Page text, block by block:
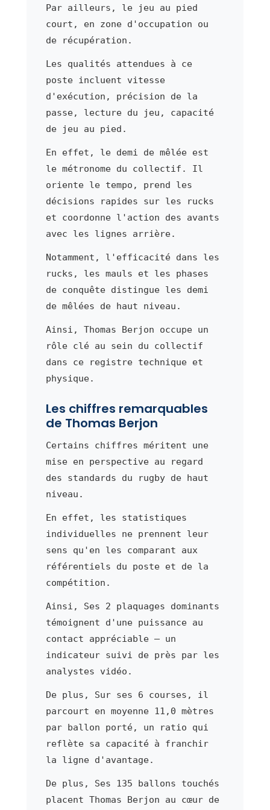
Par ailleurs, le jeu au pied
court, en zone d'occupation ou
de récupération.
Les qualités attendues à ce
poste incluent vitesse
d'exécution, précision de la
passe, lecture du jeu, capacité
de jeu au pied.
En effet, le demi de mêlée est
le métronome du collectif. Il
oriente le tempo, prend les
décisions rapides sur les rucks
et coordonne l'action des avants
avec les lignes arrière.
Notamment, l'efficacité dans les
rucks, les mauls et les phases
de conquête distingue les demi
de mêlées de haut niveau.
Ainsi, Thomas Berjon occupe un
rôle clé au sein du collectif
dans ce registre technique et
physique.
Les chiffres remarquables
de Thomas Berjon
Certains chiffres méritent une
mise en perspective au regard
des standards du rugby de haut
niveau.
En effet, les statistiques
individuelles ne prennent leur
sens qu'en les comparant aux
référentiels du poste et de la
compétition.
Ainsi, Ses 2 plaquages dominants
témoignent d'une puissance au
contact appréciable — un
indicateur suivi de près par les
analystes vidéo.
De plus, Sur ses 6 courses, il
parcourt en moyenne 11,0 mètres
par ballon porté, un ratio qui
reflète sa capacité à franchir
la ligne d'avantage.
De plus, Ses 135 ballons touchés
placent Thomas Berjon au cœur de